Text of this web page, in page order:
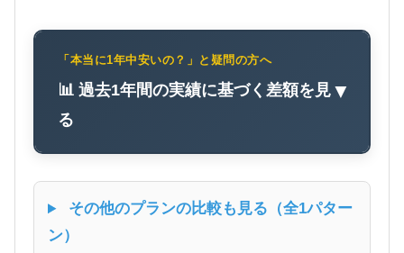
「本当に1年中安いの？」と疑問の方へ
📊 過去1年間の実績に基づく差額を見
る
▼
その他のプランの比較も見る（全1パター
ン）